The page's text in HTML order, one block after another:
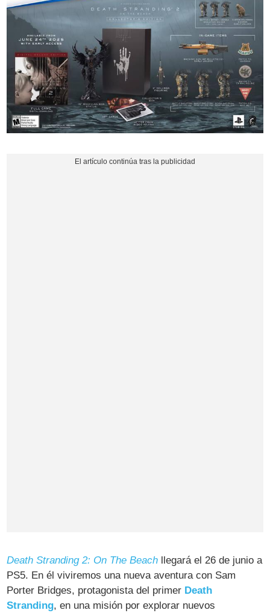
Death Stranding 2: On The Beach llegará el 26 de junio a
PS5. En él viviremos una nueva aventura con Sam
Porter Bridges, protagonista del primer Death
Stranding, en una misión por explorar nuevos